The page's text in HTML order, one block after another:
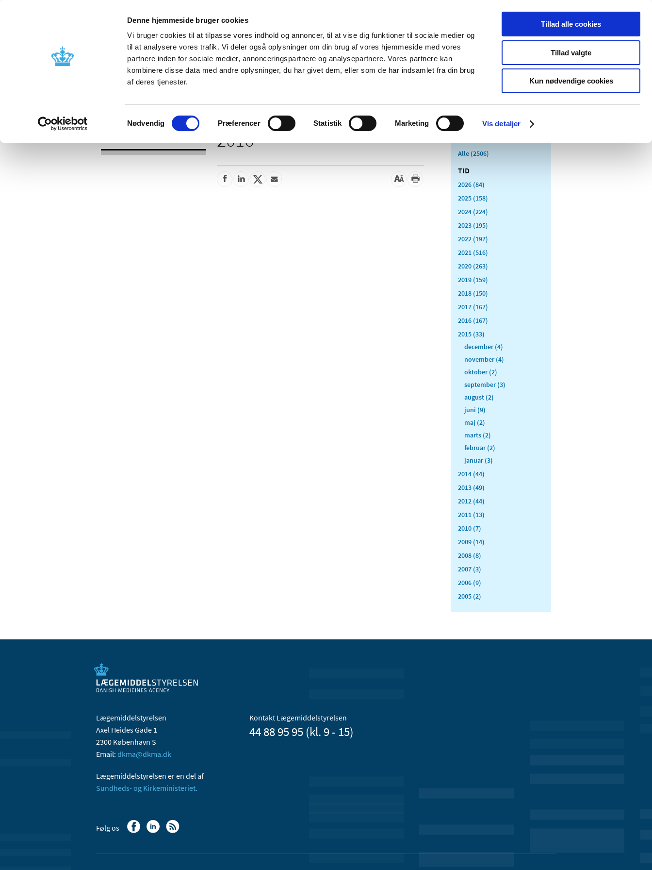
Denne hjemmeside bruger cookies
Vi bruger cookies til at tilpasse vores indhold og annoncer, til at vise dig funktioner til sociale medier og
til at analysere vores trafik. Vi deler også oplysninger om din brug af vores hjemmeside med vores
partnere inden for sociale medier, annonceringspartnere og analysepartnere. Vores partnere kan
kombinere disse data med andre oplysninger, du har givet dem, eller som de har indsamlet fra din brug
af deres tjenester.
Samtykkevalg
Nødvendig Præferencer Statistik Marketing Vis detaljer
Tillad alle cookies
Tillad valgte
Kun nødvendige cookies
Nyheder Om os Kontakt Udgivelser
Godkendelse og
Bivirkninger og
produktinformation
Tilskud og
Apoteker og salg af
Medicinsk
Særlige
produktområder
2016
Alle (2506)
TID
2026 (84)
2025 (158)
2024 (224)
2023 (195)
2022 (197)
2021 (516)
2020 (263)
2019 (159)
2018 (150)
2017 (167)
2016 (167)
2015 (33)
december (4)
november (4)
oktober (2)
september (3)
august (2)
juni (9)
maj (2)
marts (2)
februar (2)
januar (3)
2014 (44)
2013 (49)
2012 (44)
2011 (13)
2010 (7)
2009 (14)
2008 (8)
2007 (3)
2006 (9)
2005 (2)
Lægemiddelstyrelsen
Axel Heides Gade 1
2300 København S
Email: dkma@dkma.dk
Lægemiddelstyrelsen er en del af
Sundheds- og Kirkeministeriet.
Kontakt Lægemiddelstyrelsen
44 88 95 95 (kl. 9 - 15)
Følg os